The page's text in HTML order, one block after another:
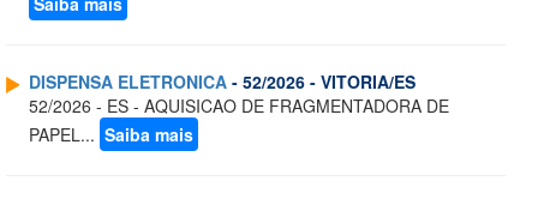
DISPENSA ELETRONICA - 52/2026 - VITORIA/ES
52/2026 - ES - AQUISICAO DE FRAGMENTADORA DE
PAPEL... Saiba mais